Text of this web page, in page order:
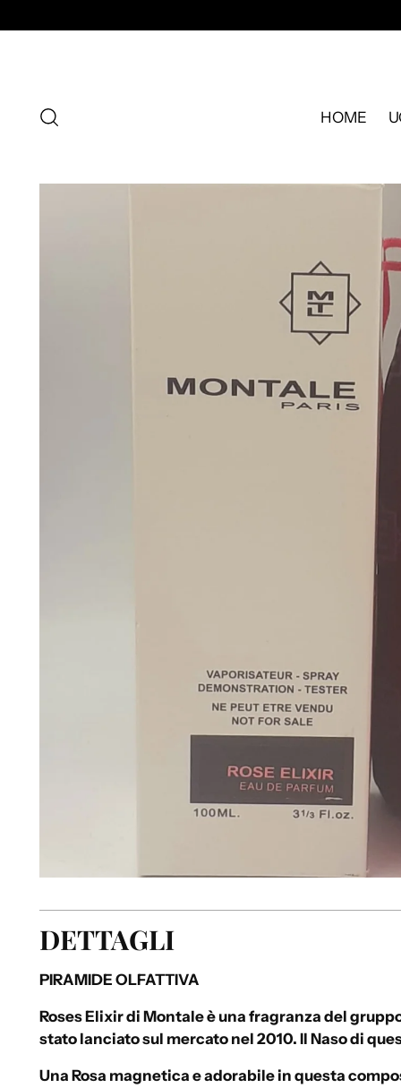
HOME
DETTAGLI
PIRAMIDE OLFATTIVA
Roses Elixir di Montale è una fragranza del
stato lanciato sul mercato nel 2010. Il Naso di
Una Rosa magnetica e adorabile in questa